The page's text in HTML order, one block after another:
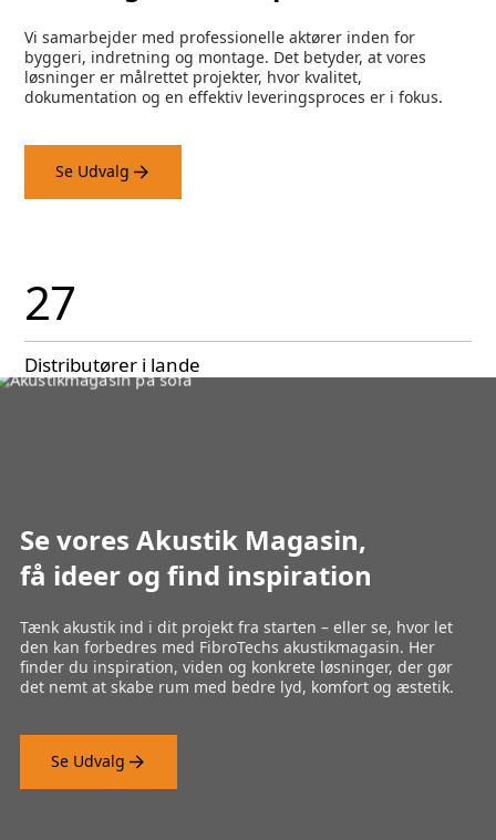
Vi samarbejder med professionelle aktører inden for
byggeri, indretning og montage. Det betyder, at vores
løsninger er målrettet projekter, hvor kvalitet,
dokumentation og en effektiv leveringsproces er i fokus.
Se Udvalg
27
Distributører i lande
Se vores Akustik Magasin,
få ideer og find inspiration
Tænk akustik ind i dit projekt fra starten – eller se, hvor let
den kan forbedres med FibroTechs akustikmagasin. Her
finder du inspiration, viden og konkrete løsninger, der gør
det nemt at skabe rum med bedre lyd, komfort og æstetik.
Se Udvalg